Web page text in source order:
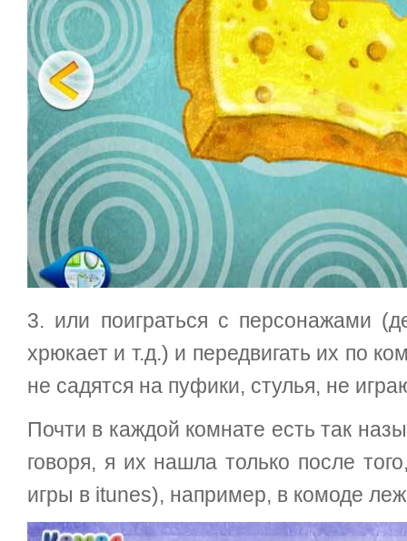
3. или поиграться с персонажами
хрюкает и т.д.) и передвигать их по
не садятся на пуфики, стулья, не
Почти в каждой комнате есть так
говоря, я их нашла только после
игры в itunes), например, в комоде